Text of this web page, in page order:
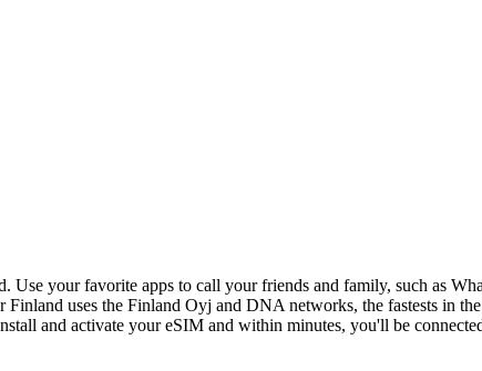
your favorite apps to call your friends and family, such as
uses the Finland Oyj and DNA networks, the fastests in
and activate your eSIM and within minutes, you'll be